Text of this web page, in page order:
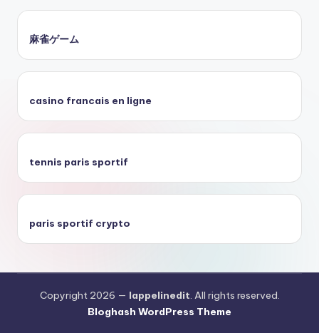
麻雀ゲーム
casino francais en ligne
tennis paris sportif
paris sportif crypto
Copyright 2026 — lappelinedit. All rights reserved.
Bloghash WordPress Theme